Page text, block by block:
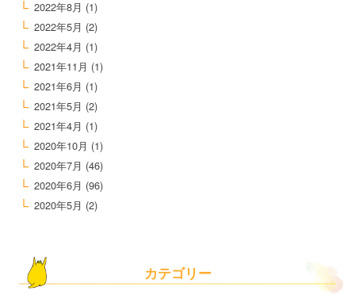
2022年8月 (1)
2022年5月 (2)
2022年4月 (1)
2021年11月 (1)
2021年6月 (1)
2021年5月 (2)
2021年4月 (1)
2020年10月 (1)
2020年7月 (46)
2020年6月 (96)
2020年5月 (2)
カテゴリー